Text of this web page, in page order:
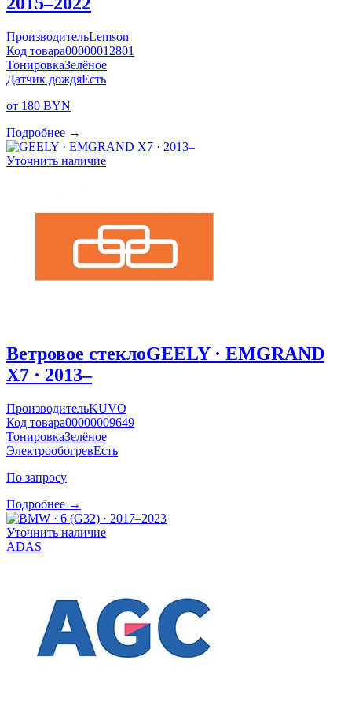
ПроизводительLemson
Код товара00000012801
ТонировкаЗелёное
Датчик дождяЕсть
от 180 BYN
Подробнее →
Уточнить наличие
Ветровое стеклоGEELY · EMGRAND
X7 · 2013–
ПроизводительKUVO
Код товара00000009649
ТонировкаЗелёное
ЭлектрообогревЕсть
По запросу
Подробнее →
Уточнить наличие
ADAS